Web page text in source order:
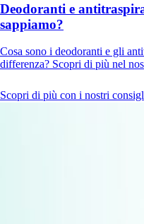
Deodoranti e
sappiamo?
Cosa sono i deodoranti e gli
differenza? Scopri di più nel
Scopri di più con i nostri